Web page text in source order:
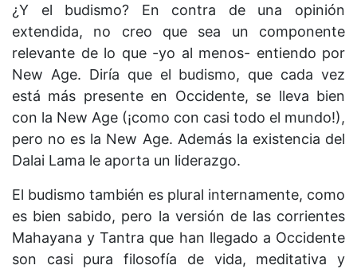
¿Y el budismo? En contra de una opinión
extendida, no creo que sea un componente
relevante de lo que -yo al menos- entiendo por
New Age. Diría que el budismo, que cada vez
está más presente en Occidente, se lleva bien
con la New Age (¡como con casi todo el mundo!),
pero no es la New Age. Además la existencia del
Dalai Lama le aporta un liderazgo.
El budismo también es plural internamente, como
es bien sabido, pero la versión de las corrientes
Mahayana y Tantra que han llegado a Occidente
son casi pura filosofía de vida, meditativa y